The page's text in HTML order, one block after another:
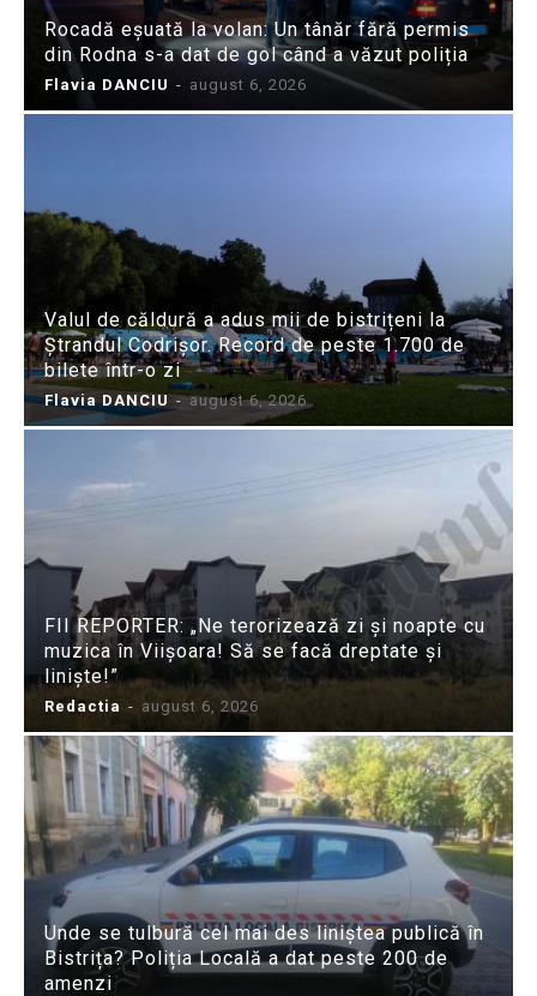
Rocadă eșuată la volan: Un tânăr fără permis
din Rodna s-a dat de gol când a văzut poliția
Flavia DANCIU - august 6, 2026
Valul de căldură a adus mii de bistrițeni la
Ștrandul Codrișor. Record de peste 1.700 de
bilete într-o zi
Flavia DANCIU - august 6, 2026
FII REPORTER: „Ne terorizează zi și noapte cu
muzica în Viișoara! Să se facă dreptate și
liniște!”
Redactia - august 6, 2026
Unde se tulbură cel mai des liniștea publică în
Bistrița? Poliția Locală a dat peste 200 de
amenzi